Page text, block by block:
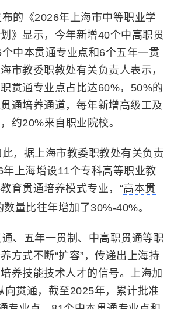
的《2026年上海市中等职业学
》显示，今年新增40个中高职贯
中本贯通专业点和6个五年一贯
市教委职教处有关负责人表示，
贯通专业点占比达60%，50%的
通培养通道，每年新增高级工及
约20%来自职业院校。
，据上海市教委职教处有关负责
年上海增设11个专科高等职业教
育贯通培养模式专业，“高本贯
数量比往年增加了30%-40%。
、五年一贯制、中高职贯通等职
方式不断“扩容”，传递出上海持
养技能技术人才的信号。上海加
向贯通，截至2025年，累计批准